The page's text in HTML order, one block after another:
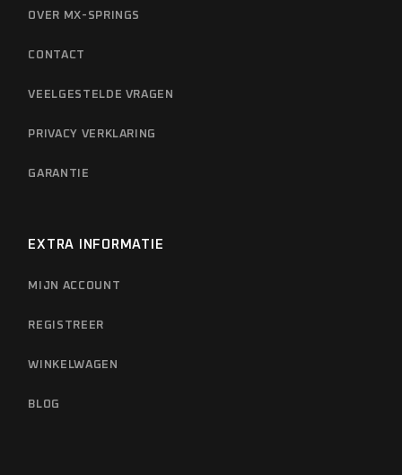
OVER MX-SPRINGS
CONTACT
VEELGESTELDE VRAGEN
PRIVACY VERKLARING
GARANTIE
EXTRA INFORMATIE
MIJN ACCOUNT
REGISTREER
WINKELWAGEN
BLOG